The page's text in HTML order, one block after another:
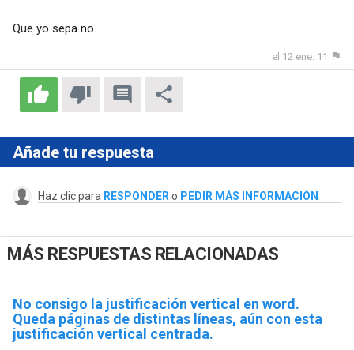
Que yo sepa no.
el 12 ene. 11
Añade tu respuesta
Haz clic para RESPONDER o PEDIR MÁS INFORMACIÓN
MÁS RESPUESTAS RELACIONADAS
No consigo la justificación vertical en word.
Queda páginas de distintas líneas, aún con esta
justificación vertical centrada.